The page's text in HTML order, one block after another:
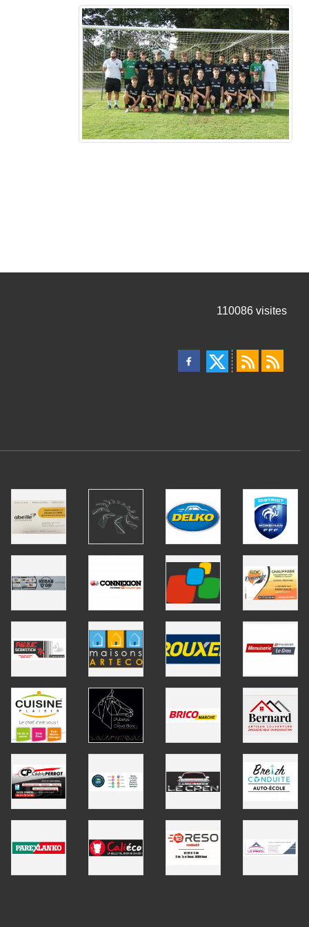
110086 visites